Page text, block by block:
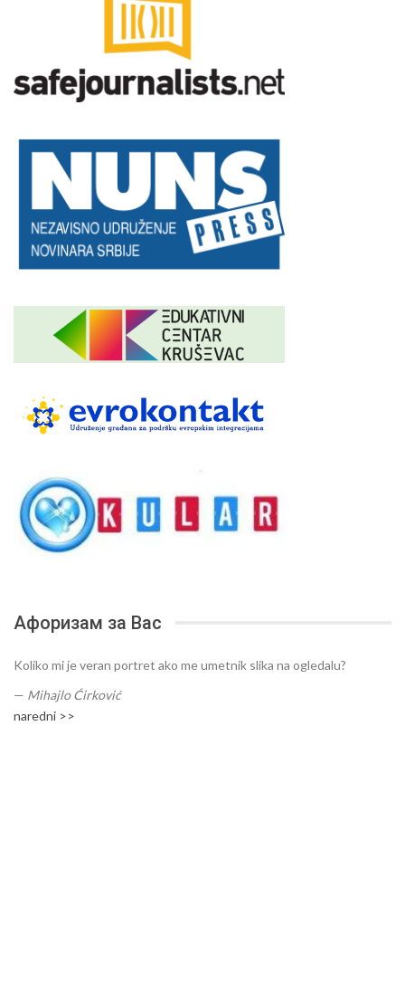
Афоризам за Вас
Koliko mi je veran portret ako me umetnik slika na ogledalu?
— Mihajlo Ćirković
naredni >>